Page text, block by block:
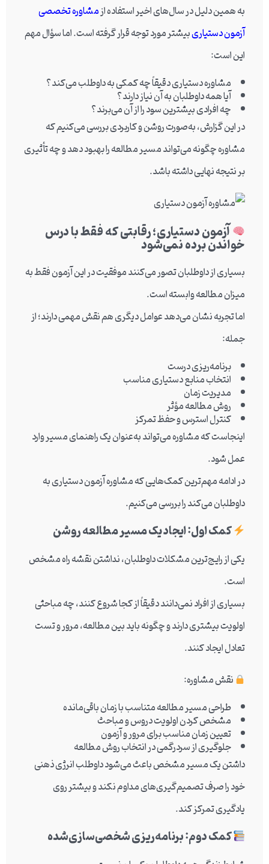
به همین دلیل در سال‌های اخیر استفاده ازمشاوره تخصصی
آزمون دستیاریبیشتر مورد توجه قرار گرفته است. اما سؤال مهم
این است:
مشاوره دستیاری دقیقاً چه کمکی به داوطلب می‌کند؟
آیا همه داوطلبان به آن نیاز دارند؟
چه افرادی بیشترین سود را از آن می‌برند؟
در این گزارش، به‌صورت روشن و کاربردی بررسی می‌کنیم که
مشاوره چگونه می‌تواند مسیر مطالعه را بهبود دهد و چه تأثیری
بر نتیجه نهایی داشته باشد.
آزمون دستیاری؛ رقابتی که فقط با درس
خواندن برده نمی‌شود
بسیاری از داوطلبان تصور می‌کنند موفقیت در این آزمون فقط به
میزان مطالعه وابسته است.
اما تجربه نشان می‌دهد عوامل دیگری هم نقش مهمی دارند؛ از
جمله:
برنامه‌ریزی درست
انتخابمنابع دستیاریمناسب
مدیریت زمان
روش مطالعه مؤثر
کنترل استرس و حفظ تمرکز
اینجاست که مشاوره می‌تواند به‌عنوان یک راهنمای مسیر وارد
عمل شود.
در ادامه مهم‌ترین کمک‌هایی که مشاوره آزمون دستیاری به
داوطلبان می‌کند را بررسی می‌کنیم.
کمک اول: ایجاد یک مسیر مطالعه روشن
یکی از رایج‌ترین مشکلات داوطلبان، نداشتن نقشه راه مشخص
است.
بسیاری از افراد نمی‌دانند دقیقاً از کجا شروع کنند، چه مباحثی
اولویت بیشتری دارند و چگونه باید بین مطالعه، مرور و تست
تعادل ایجاد کنند.
نقش مشاوره:
طراحی مسیر مطالعه متناسب با زمان باقی‌مانده
مشخص کردن اولویت دروس و مباحث
تعیین زمان مناسب برای مرور و آزمون
جلوگیری از سردرگمی در انتخاب روش مطالعه
داشتن یک مسیر مشخص باعث می‌شود داوطلب انرژی ذهنی
خود را صرف تصمیم‌گیری‌های مداوم نکند و بیشتر روی
یادگیری تمرکز کند.
کمک دوم: برنامه‌ریزی شخصی‌سازی‌شده